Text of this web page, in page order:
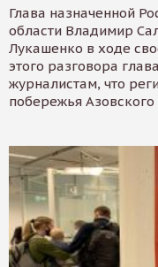
Глава назначенной
области Владимир
Лукашенко в ходе
этого разговора
журналистам, что
побережья